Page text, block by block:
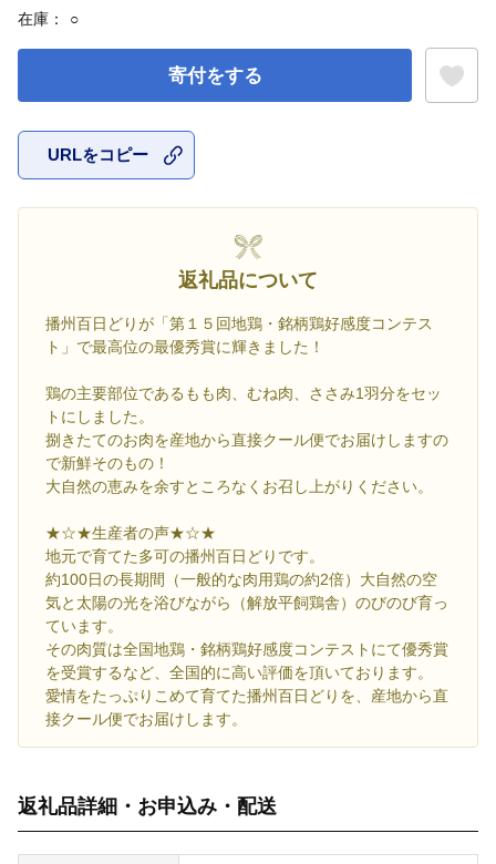
在庫： ○
寄付をする
URLをコピー
返礼品について
播州百日どりが「第１５回地鶏・銘柄鶏好感度コンテス
ト」で最高位の最優秀賞に輝きました！
鶏の主要部位であるもも肉、むね肉、ささみ1羽分をセッ
トにしました。
捌きたてのお肉を産地から直接クール便でお届けしますの
で新鮮そのもの！
大自然の恵みを余すところなくお召し上がりください。
★☆★生産者の声★☆★
地元で育てた多可の播州百日どりです。
約100日の長期間（一般的な肉用鶏の約2倍）大自然の空
気と太陽の光を浴びながら（解放平飼鶏舎）のびのび育っ
ています。
その肉質は全国地鶏・銘柄鶏好感度コンテストにて優秀賞
を受賞するなど、全国的に高い評価を頂いております。
愛情をたっぷりこめて育てた播州百日どりを、産地から直
接クール便でお届けします。
返礼品詳細・お申込み・配送